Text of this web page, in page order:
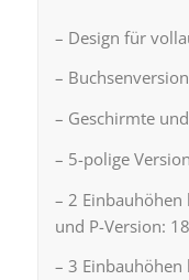
– Design für
–
– Geschirmte
– 5-polige
– 2 Einbauhöhen
und P-Version:
– 3